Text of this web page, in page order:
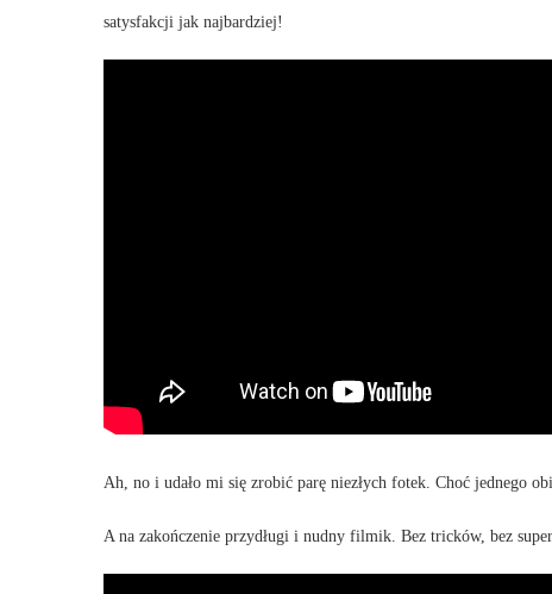
satysfakcji jak najbardziej!
Ah, no i udało mi się zrobić parę niezłych fotek. Choć jednego
A na zakończenie przydługi i nudny filmik. Bez tricków, bez